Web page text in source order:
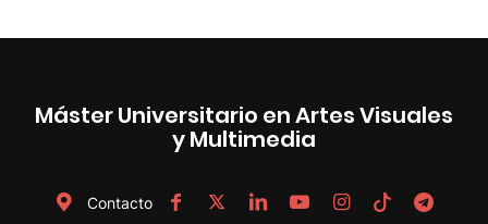
Máster Universitario en Artes Visuales
y Multimedia
Contacto